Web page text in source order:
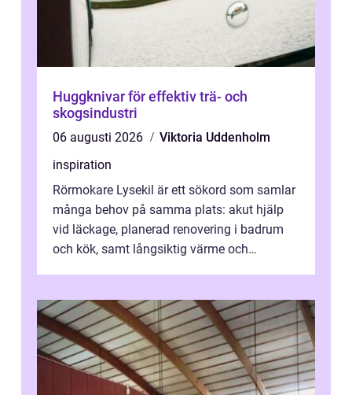
Huggknivar för effektiv trä- och
skogsindustri
06 augusti 2026
Viktoria Uddenholm
inspiration
Rörmokare Lysekil är ett sökord som samlar
många behov på samma plats: akut hjälp
vid läckage, planerad renovering i badrum
och kök, samt långsiktig värme och